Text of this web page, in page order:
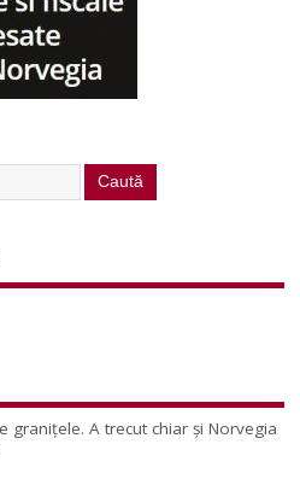
granițele. A trecut chiar și Norvegia